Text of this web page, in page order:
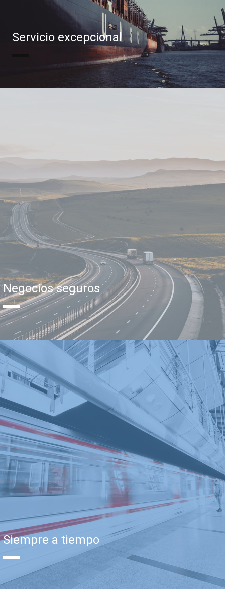
Servicio excepcional
Negocios seguros
Siempre a tiempo